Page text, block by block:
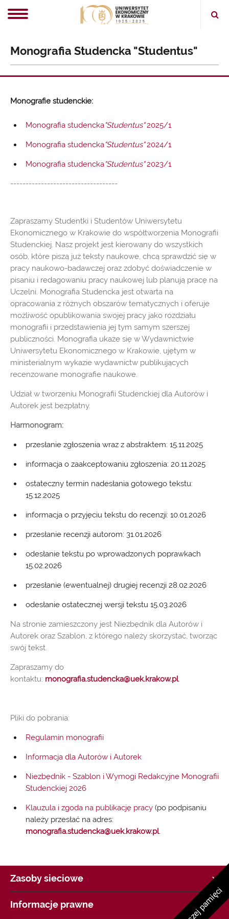
Open
Monografia Studencka "Studentus"
Monografie studenckie:
Monografia studencka"Studentus"2025/1
Monografia studencka"Studentus"2024/1
Monografia studencka"Studentus"2023/1
-----------------------------------
Zapraszamy Studentki i Studentów Uniwersytetu
Ekonomicznego w Krakowie do współtworzenia Monografii
Studenckiej. Nasz projekt jest kierowany do wszystkich
osób, które piszą już teksty naukowe, chcą sprawdzić się w
pracy naukowo-badawczej oraz zdobyć doświadczenie w
pisaniu i redagowaniu pracy naukowej lub planują pracę na
Uczelni. Monografia Studencka jest otwarta na
opracowania z różnych obszarów tematycznych i oferuje
możliwość opublikowania swojej pracy jako rozdziału
monografii i przedstawienia jej tym samym szerszej
publiczności. Monografia ukaże się w Wydawnictwie
Uniwersytetu Ekonomicznego w Krakowie, ujętym w
ministerialnym wykazie wydawnictw publikujących
recenzowane monografie naukowe.
Udział w tworzeniu Monografii Studenckiej dla Autorów i
Autorek jest bezpłatny.
Harmonogram:
przesłanie zgłoszenia wraz z abstraktem: 15.11.2025
informacja o zaakceptowaniu zgłoszenia: 20.11.2025
ostateczny termin nadesłania gotowego tekstu:
15.12.2025
informacja o przyjęciu tekstu do recenzji: 10.01.2026
przesłanie recenzji autorom: 31.01.2026
odesłanie tekstu po wprowadzonych poprawkach
15.02.2026
przesłanie (ewentualnej) drugiej recenzji 28.02.2026
odesłanie ostatecznej wersji tekstu 15.03.2026
Na stronie zamieszczony jest Niezbędnik dla Autorów i
Autorek oraz Szablon, z którego należy skorzystać, tworząc
swój tekst.
Zapraszamy do
kontaktu: monografia.studencka@uek.krakow.pl.
Pliki do pobrania:
Regulamin monografii
Informacja dla Autorów i Autorek
Niezbędnik - Szablon i Wymogi Redakcyjne Monografii
Studenckiej 2026
Klauzula i zgoda na publikację pracy (po podpisaniu
należy przesłać na adres:
monografia.studencka@uek.krakow.pl.
Zasoby sieciowe
Strategia UEK
Informacje prawne